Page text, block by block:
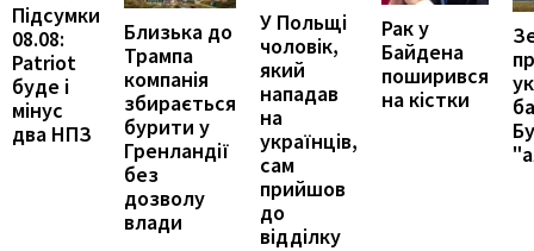
Підсумки
08.08:
Patriot
буде і
мінус
два НПЗ
Близька до
Трампа
компанія
збирається
бурити у
Гренландії
без
дозволу
влади
У Польщі
чоловік,
який
нападав
на
українців,
сам
прийшов
до
відділку
Рак у
Байдена
поширився
на кістки